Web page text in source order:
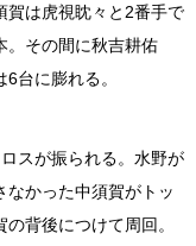
賀は虎視眈々と2番手で
。その間に秋吉耕佑
台に膨れる。
スが振られる。水野が
かった中須賀がトッ
背後につけて周回。